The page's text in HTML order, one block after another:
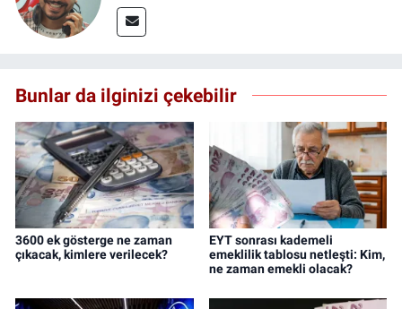
Bunlar da ilginizi çekebilir
3600 ek gösterge ne zaman
çıkacak, kimlere verilecek?
EYT sonrası kademeli
emeklilik tablosu netleşti: Kim,
ne zaman emekli olacak?